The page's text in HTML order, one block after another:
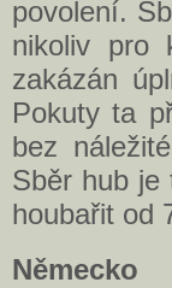
povolení.
nikoliv pro
zakázán
Pokuty ta
bez
Sběr hub je
houbařit od
Německo